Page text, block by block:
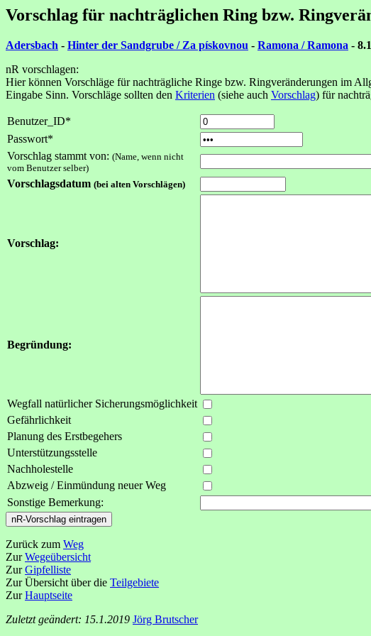
Vorschlag für nachträglichen Ring bzw.
Adersbach - Hinter der Sandgrube / Za pískovnou - Ramona / Ramona - 8.1
nR vorschlagen:
Hier können Vorschläge für nachträgliche Ringe bzw. Ringveränderungen im
Eingabe Sinn. Vorschläge sollten den Kriterien (siehe auch Vorschlag) für
Benutzer_ID*
Passwort*
Vorschlag stammt von: (Name, wenn nicht
vom Benutzer selber)
Vorschlagsdatum (bei alten Vorschlägen)
Vorschlag:
Begründung:
Wegfall natürlicher Sicherungsmöglichkeit
Gefährlichkeit
Planung des Erstbegehers
Unterstützungsstelle
Nachholestelle
Abzweig / Einmündung neuer Weg
Sonstige Bemerkung:
Zurück zum Weg
ZurWegeübersicht
ZurGipfelliste
Zur Übersicht über die Teilgebiete
ZurHauptseite
Zuletzt geändert: 15.1.2019 Jörg Brutscher